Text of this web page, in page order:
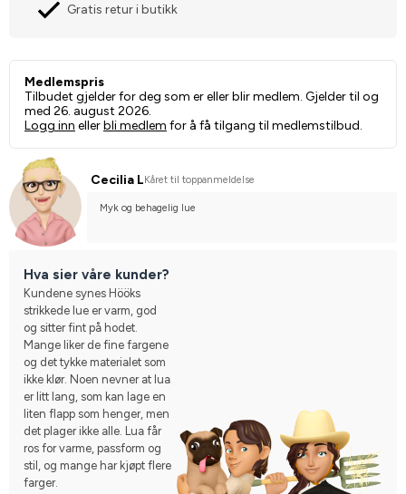
Gratis retur i butikk
Medlemspris
Tilbudet gjelder for deg som er eller blir medlem. Gjelder til og
med 26. august 2026.
Logg inn ellerbli medlem for å få tilgang til medlemstilbud.
Cecilia LKåret til toppanmeldelse
Myk og behagelig lue
Hva sier våre kunder?
Kundene synes Hööks
strikkede lue er varm, god
og sitter fint på hodet.
Mange liker de fine fargene
og det tykke materialet som
ikke klør. Noen nevner at lua
er litt lang, som kan lage en
liten flapp som henger, men
det plager ikke alle. Lua får
ros for varme, passform og
stil, og mange har kjøpt flere
farger.